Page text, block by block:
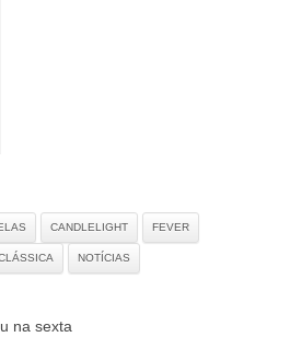
CANDLELIGHT FEVER
NOTÍCIAS
na sexta